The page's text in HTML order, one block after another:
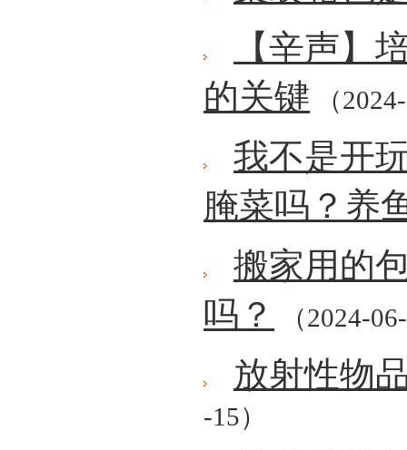
【辛声】
的关键 （
我不是开
腌菜吗？养
搬家用的
吗？
（2024-
放射性物
-15）